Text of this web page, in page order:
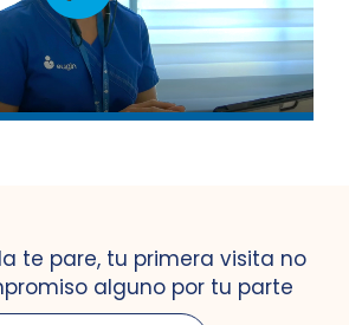
te pare, tu primera visita no
alguno por tu parte